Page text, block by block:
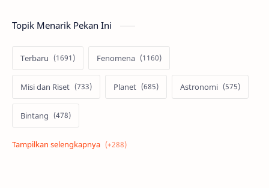
Topik Menarik Pekan Ini
Terbaru Fenomena
Misi dan Riset Planet Astronomi
Bintang
Alam semesta Galaksi